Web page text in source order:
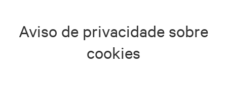
Aviso de privacidade sobre
cookies